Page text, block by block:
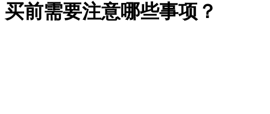
买前需要注意哪些事项？